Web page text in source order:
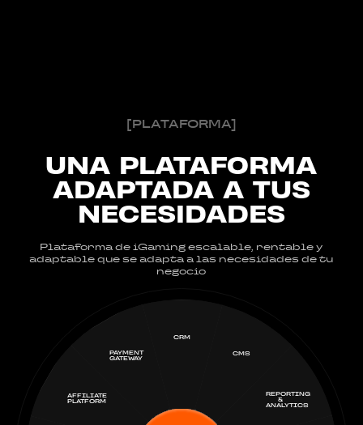
[PLATAFORMA]
UNA PLATAFORMA
ADAPTADA A TUS
NECESIDADES
Plataforma de iGaming escalable, rentable y
adaptable que se adapta a las necesidades de tu
negocio
CRM
CMS
REPORTING
&
ANALYTICS
AFFILIATE
PLATFORM
PAYMENT
GATEWAY